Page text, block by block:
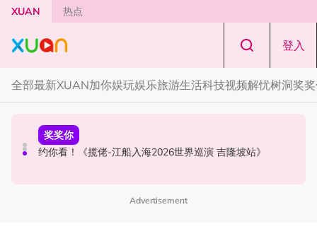
Skip to main content
XUAN 热点
登入
全部最新XUAN加你娱玩娱乐旅游生活科技视频解忧树洞奖
解忧树洞
解忧树洞 ｜ “我是不是一个没良心的人？” 男友欠RM10
奖奖你
约你看！《揽佬-江船入海2026世界巡演 吉隆坡站》
中港台新
中国百万网红遭闺蜜骗到菲律宾！失踪3年确定遭到撕票
Advertisement